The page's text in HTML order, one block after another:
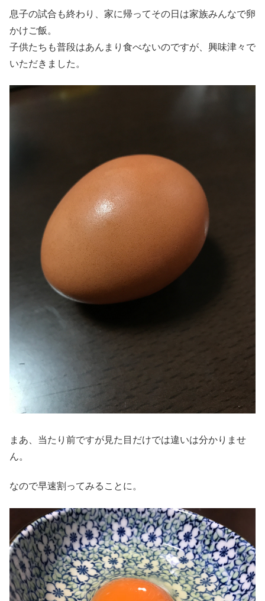
息子の試合も終わり、家に帰ってその日は家族みんなで卵
かけご飯。
子供たちも普段はあんまり食べないのですが、興味津々で
いただきました。
まあ、当たり前ですが見た目だけでは違いは分かりませ
ん。
なので早速割ってみることに。